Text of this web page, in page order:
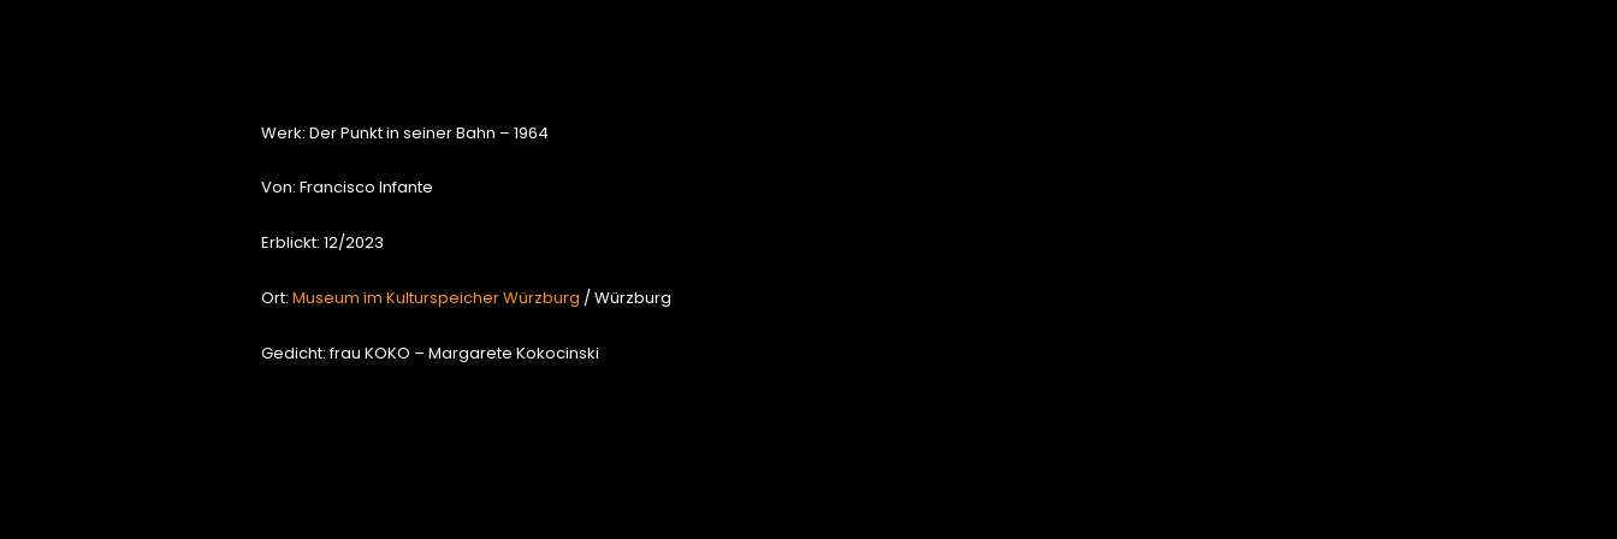
Werk: Der Punkt in seiner Bahn – 1964
Von: Francisco Infante
Erblickt: 12/2023
Ort: Museum im Kulturspeicher Würzburg / Würzburg
Gedicht: frau KOKO – Margarete Kokocinski